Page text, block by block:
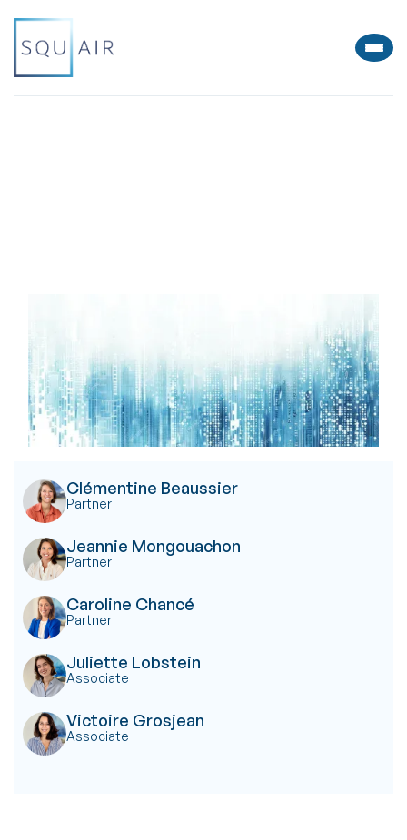
Clémentine Beaussier
Partner
Jeannie Mongouachon
Partner
Caroline Chancé
Partner
Juliette Lobstein
Associate
Victoire Grosjean
Associate